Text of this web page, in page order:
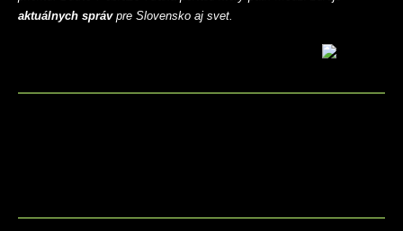
aktuálnych správpre Slovensko aj svet.